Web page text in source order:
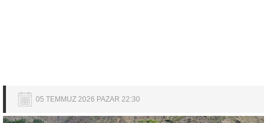
05 TEMMUZ 2026 PAZAR 22:30